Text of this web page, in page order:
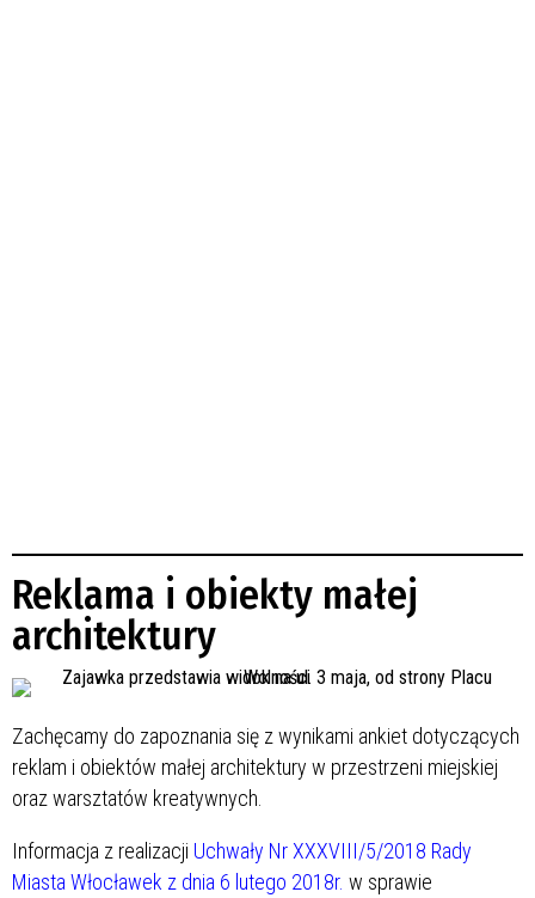
Reklama i obiekty małej
architektury
Zachęcamy do zapoznania się z wynikami ankiet dotyczących
reklam i obiektów małej architektury w przestrzeni miejskiej
oraz warsztatów kreatywnych.
Informacja z realizacji Uchwały Nr XXXVIII/5/2018 Rady
Miasta Włocławek z dnia 6 lutego 2018r. w sprawie